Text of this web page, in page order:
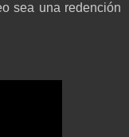
sea una redención